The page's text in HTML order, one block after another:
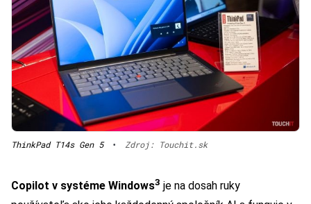
ThinkPad T14s Gen 5 • Zdroj: Touchit.sk
Copilot v systéme Windows3 je na dosah ruky